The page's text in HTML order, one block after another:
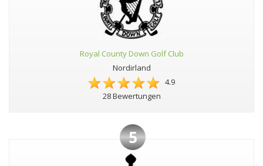
Royal County Down Golf Club
Nordirland
4.9
28 Bewertungen
5